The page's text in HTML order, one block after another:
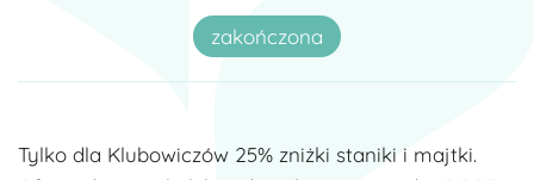
zakończona
Tylko dla Klubowiczów 25% zniżki staniki i majtki.